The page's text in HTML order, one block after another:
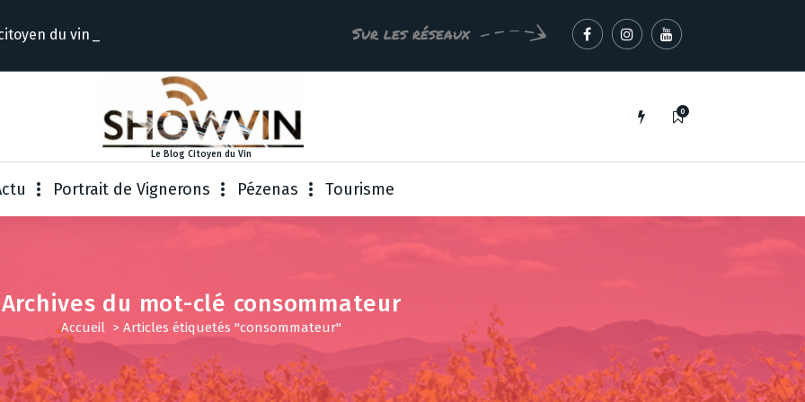
d Sur les réseaux
Le Blog Citoyen du Vin
0
Portrait de Vignerons Pézenas Tourisme
Archives du mot-clé consommateur
Accueil > Articles étiquetés "consommateur"